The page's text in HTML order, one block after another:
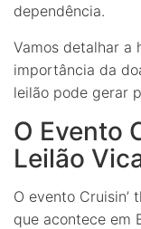
dependência.
Vamos detalhar a
importância da
leilão pode gerar
O Evento
Leilão
O evento
que acontece em